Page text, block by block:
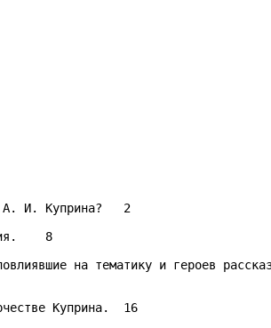
А. И. Куприна?   2
8
на тематику и героев
Куприна.  16